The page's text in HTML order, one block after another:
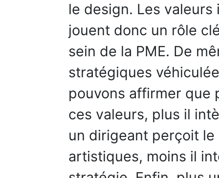
le design. Les
jouent donc un rôle
sein de la PME. De
stratégiques
pouvons affirmer que
ces valeurs, plus il
un dirigeant perçoit
artistiques, moins il